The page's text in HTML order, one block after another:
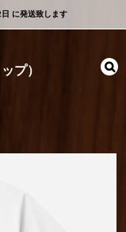
に発送致します
プ）